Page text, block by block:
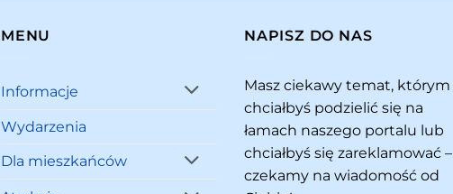
MENU
Informacje
Wydarzenia
Dla mieszkańców
NAPISZ DO NAS
Masz ciekawy temat, którym
chciałbyś podzielić się na
łamach naszego portalu lub
chciałbyś się zareklamować –
czekamy na wiadomość od